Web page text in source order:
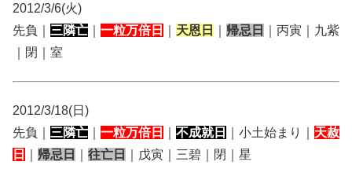
2012/3/6(火)
先負｜ 三隣亡 一粒万倍日 天恩日 帰忌日
｜丙寅｜九紫
｜閉｜室
2012/3/18(日)
先負｜ 三隣亡 一粒万倍日 不成就日 ｜小土始まり｜ 天赦
日
帰忌日 往亡日 ｜戊寅｜三碧｜閉｜星